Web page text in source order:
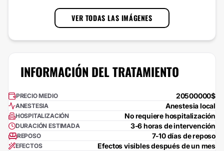
VER TODAS LAS IMÁGENES
INFORMACIÓN DEL TRATAMIENTO
PRECIO MEDIO 20500000$
ANESTESIA Anestesia local
HOSPITALIZACIÓN No requiere hospitalización
DURACIÓN ESTIMADA 3-6 horas de intervención
REPOSO 7-10 días de reposo
EFECTOS Efectos visibles después de un mes